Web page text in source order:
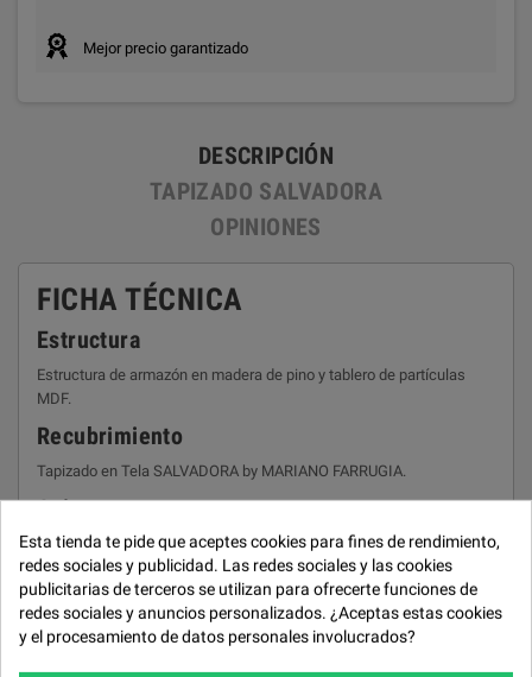
Mejor precio garantizado
DESCRIPCIÓN
TAPIZADO SALVADORA
OPINIONES
FICHA TÉCNICA
Estructura
Estructura de armazón en madera de pino y tablero de partículas
MDF.
Recubrimiento
Tapizado en Tela SALVADORA by MARIANO FARRUGIA.
Asiento
Espuma de poliuretano 28 kg/m³ recubierta de fibra.
Suspensión asiento
Cinchados de gran calidad y resistencia.
Respaldo y riñonera
Esta tienda te pide que aceptes cookies para fines de rendimiento,
redes sociales y publicidad. Las redes sociales y las cookies
publicitarias de terceros se utilizan para ofrecerte funciones de
redes sociales y anuncios personalizados. ¿Aceptas estas cookies
y el procesamiento de datos personales involucrados?